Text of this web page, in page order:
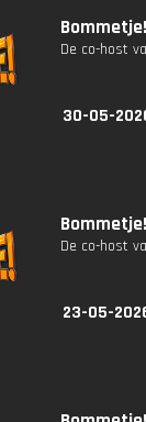
De co-host
30-05-
De co-host
23-05-